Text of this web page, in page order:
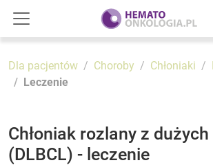
Dla pacjentów Choroby Chłoniaki
Leczenie
Chłoniak rozlany z
(DLBCL) - leczenie